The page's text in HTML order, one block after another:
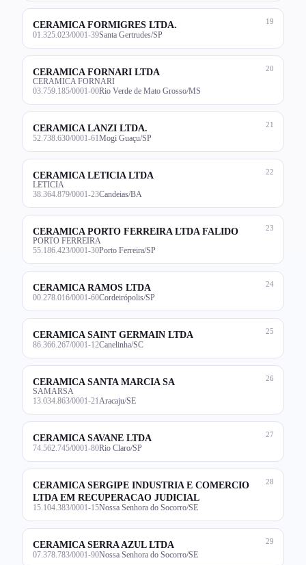
19
CERAMICA FORMIGRES LTDA.
01.325.023/0001-39Santa Gertrudes/SP
20
CERAMICA FORNARI LTDA
CERAMICA FORNARI
03.759.185/0001-00Rio Verde de Mato Grosso/MS
21
CERAMICA LANZI LTDA.
52.738.630/0001-61 Mogi Guaçu/SP
22
CERAMICA LETICIA LTDA
LETICIA
38.364.879/0001-23Candeias/BA
23
CERAMICA PORTO FERREIRA LTDA FALIDO
PORTO FERREIRA
55.186.423/0001-30Porto Ferreira/SP
24
CERAMICA RAMOS LTDA
00.278.016/0001-60Cordeirópolis/SP
25
CERAMICA SAINT GERMAIN LTDA
86.366.267/0001-12Canelinha/SC
26
CERAMICA SANTA MARCIA SA
SAMARSA
13.034.863/0001-21 Aracaju/SE
27
CERAMICA SAVANE LTDA
74.562.745/0001-80Rio Claro/SP
28
CERAMICA SERGIPE INDUSTRIA E COMERCIO
LTDA EM RECUPERACAO JUDICIAL
15.104.383/0001-15Nossa Senhora do Socorro/SE
29
CERAMICA SERRA AZUL LTDA
07.378.783/0001-90Nossa Senhora do Socorro/SE